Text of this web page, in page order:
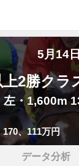
5月14
2勝クラ
左・1,600m
170、111万円
データ分析